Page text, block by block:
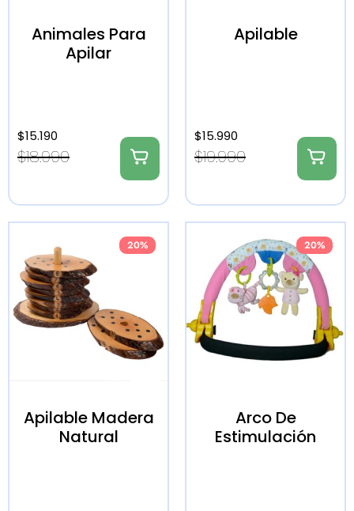
Animales Para
Apilar
$18.990
$15.190
Apilable
$19.990
$15.990
20%
Apilable Madera
Natural
20%
Arco De
Estimulación